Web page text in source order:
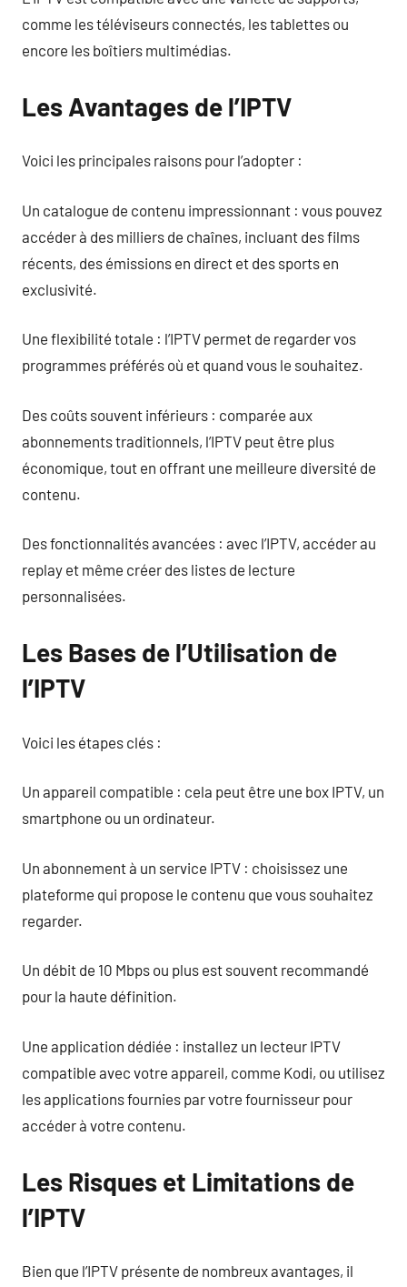
comme les téléviseurs connectés, les tablettes ou
encore les boîtiers multimédias.
Les Avantages de l’IPTV
Voici les principales raisons pour l’adopter :
Un catalogue de contenu impressionnant : vous pouvez
accéder à des milliers de chaînes, incluant des films
récents, des émissions en direct et des sports en
exclusivité.
Une flexibilité totale : l’IPTV permet de regarder vos
programmes préférés où et quand vous le souhaitez.
Des coûts souvent inférieurs : comparée aux
abonnements traditionnels, l’IPTV peut être plus
économique, tout en offrant une meilleure diversité de
contenu.
Des fonctionnalités avancées : avec l’IPTV, accéder au
replay et même créer des listes de lecture
personnalisées.
Les Bases de l’Utilisation de
l’IPTV
Voici les étapes clés :
Un appareil compatible : cela peut être une box IPTV, un
smartphone ou un ordinateur.
Un abonnement à un service IPTV : choisissez une
plateforme qui propose le contenu que vous souhaitez
regarder.
Un débit de 10 Mbps ou plus est souvent recommandé
pour la haute définition.
Une application dédiée : installez un lecteur IPTV
compatible avec votre appareil, comme Kodi, ou utilisez
les applications fournies par votre fournisseur pour
accéder à votre contenu.
Les Risques et Limitations de
l’IPTV
Bien que l’IPTV présente de nombreux avantages, il